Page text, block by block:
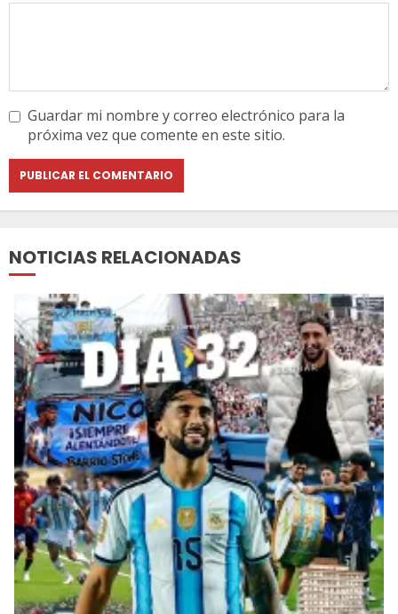
Guardar mi nombre y correo electrónico para la
próxima vez que comente en este sitio.
NOTICIAS RELACIONADAS